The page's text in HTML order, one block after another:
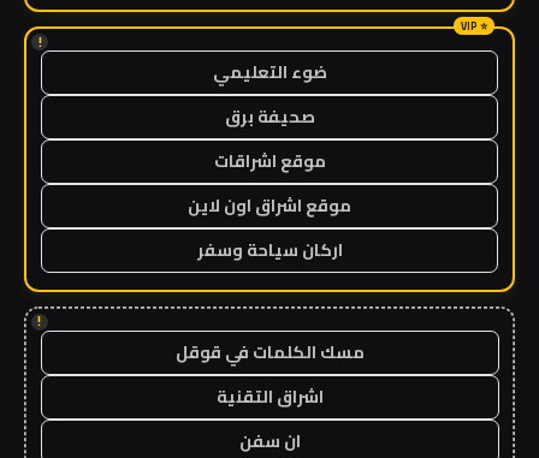
!
ضوء التعليمي
صحيفة برق
موقع اشراقات
موقع اشراق اون لاين
اركان سياحة وسفر
!
مسك الكلمات في قوقل
اشراق التقنية
ان سفن